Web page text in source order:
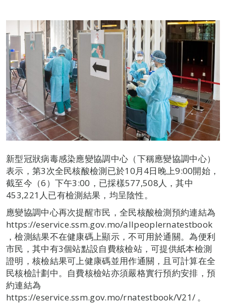
新型冠狀病毒感染應變協調中心（下稱應變協調中心）
表示，第3次全民核酸檢測已於10月4日晚上9:00開始，
截至今（6）下午3:00，已採樣577,508人，其中
453,221人已有檢測結果，均呈陰性。
應變協調中心再次提醒市民，全民核酸檢測預約連結為
https://eservice.ssm.gov.mo/allpeoplernatestbook
，檢測結果不在健康碼上顯示，不可用於通關。為便利
市民，其中有3個站點設自費核檢站，可提供紙本檢測
證明，核檢結果可上健康碼並用作通關，且可計算在全
民核檢計劃中。自費核檢站亦須嚴格實行預約安排，預
約連結為
https://eservice.ssm.gov.mo/rnatestbook/V21/ 。